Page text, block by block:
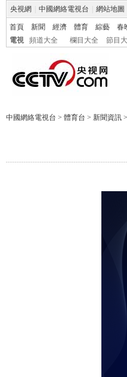
央視網 中國網絡電視台 網站地圖
首頁 新聞 經濟 體育 綜藝 春
電視
頻道大全 欄目大全 節目
中國網絡電視台 > 體育台 > 新聞資訊 >